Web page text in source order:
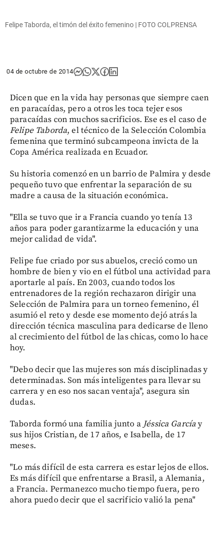
Felipe Taborda, el timón del éxito femenino | FOTO COLPRENSA
04 de octubre de 2014
Dicen que en la vida hay personas que siempre caen
en paracaídas, pero a otros les toca tejer esos
paracaídas con muchos sacrificios. Ese es el caso de
Felipe Taborda, el técnico de la Selección Colombia
femenina que terminó subcampeona invicta de la
Copa América realizada en Ecuador.
Su historia comenzó en un barrio de Palmira y desde
pequeño tuvo que enfrentar la separación de su
madre a causa de la situación económica.
"Ella se tuvo que ir a Francia cuando yo tenía 13
años para poder garantizarme la educación y una
mejor calidad de vida".
Felipe fue criado por sus abuelos, creció como un
hombre de bien y vio en el fútbol una actividad para
aportarle al país. En 2003, cuando todos los
entrenadores de la región rechazaron dirigir una
Selección de Palmira para un torneo femenino, él
asumió el reto y desde ese momento dejó atrás la
dirección técnica masculina para dedicarse de lleno
al crecimiento del fútbol de las chicas, como lo hace
hoy.
"Debo decir que las mujeres son más disciplinadas y
determinadas. Son más inteligentes para llevar su
carrera y en eso nos sacan ventaja", asegura sin
dudas.
Taborda formó una familia junto aJéssica Garcíay
sus hijos Cristian, de 17 años, e Isabella, de 17
meses.
"Lo más difícil de esta carrera es estar lejos de ellos.
Es más difícil que enfrentarse a Brasil, a Alemania,
a Francia. Permanezco mucho tiempo fuera, pero
ahora puedo decir que el sacrificio valió la pena"